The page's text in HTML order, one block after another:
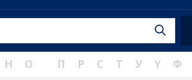
Н О П Р С Т У Ү Ф